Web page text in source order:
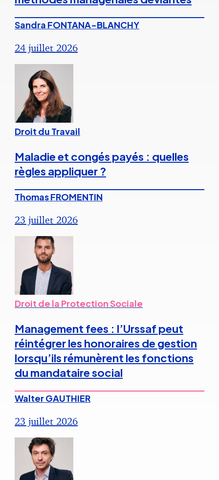
Sandra FONTANA-BLANCHY
24 juillet 2026
Droit du Travail
Maladie et congés payés : quelles
règles appliquer ?
Thomas FROMENTIN
23 juillet 2026
Droit de la Protection Sociale
Management fees : l’Urssaf peut
réintégrer les honoraires de gestion
lorsqu’ils rémunèrent les fonctions
du mandataire social
Walter GAUTHIER
23 juillet 2026